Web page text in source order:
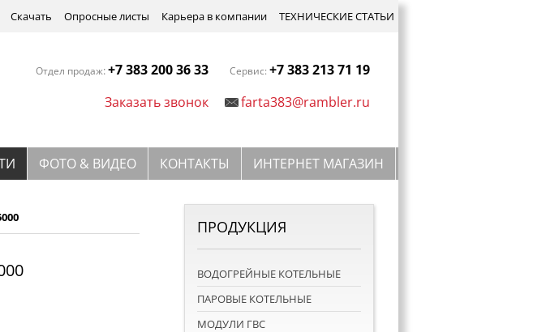
Скачать Опросные листы Карьера в компании ТЕХНИЧЕСКИЕ СТАТЬИ
Сервис: +7 383 213 71 19
farta383@rambler.ru
Отдел продаж:+7 383 200 36 33
Заказать звонок
ФОТО & ВИДЕО КОНТАКТЫ ИНТЕРНЕТ МАГАЗИН
ПРОДУКЦИЯ
ВОДОГРЕЙНЫЕ КОТЕЛЬНЫЕ
ПАРОВЫЕ КОТЕЛЬНЫЕ
МОДУЛИ ГВС